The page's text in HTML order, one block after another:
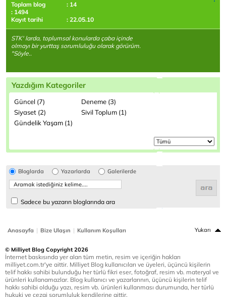
Toplam blog
: 14
: 1494
Kayıt tarihi
: 22.05.10
STK' larda, toplumsal konularda çaba içinde
olmayı bir yurttaş sorumluluğu olarak görürüm.
"Söyle..
Yazdığım Kategoriler
Güncel (7)
Deneme (3)
Siyaset (2)
Sivil Toplum (1)
Gündelik Yaşam (1)
Bloglarda Yazarlarda Galerilerde
Sadece bu yazarın bloglarında ara
Anasayfa | Bize Ulaşın | Kullanım Koşulları Yukarı
© Milliyet Blog Copyright 2026
İnternet baskısında yer alan tüm metin, resim ve içeriğin hakları
milliyet.com.tr'ye aittir. Milliyet Blog kullanıcıları ve üyeleri, üçüncü kişilerin
telif hakkı sahibi bulunduğu her türlü fikri eser, fotoğraf, resim vb. materyal ve
ürünleri kullanamazlar. Blog kullanıcı ve yazarlarının, üçüncü kişilerin telif
hakkı sahibi olduğu yazı, resim vb. ürünleri kullanması durumunda, her türlü
hukuki ve cezai sorumluluk kendilerine aittir.